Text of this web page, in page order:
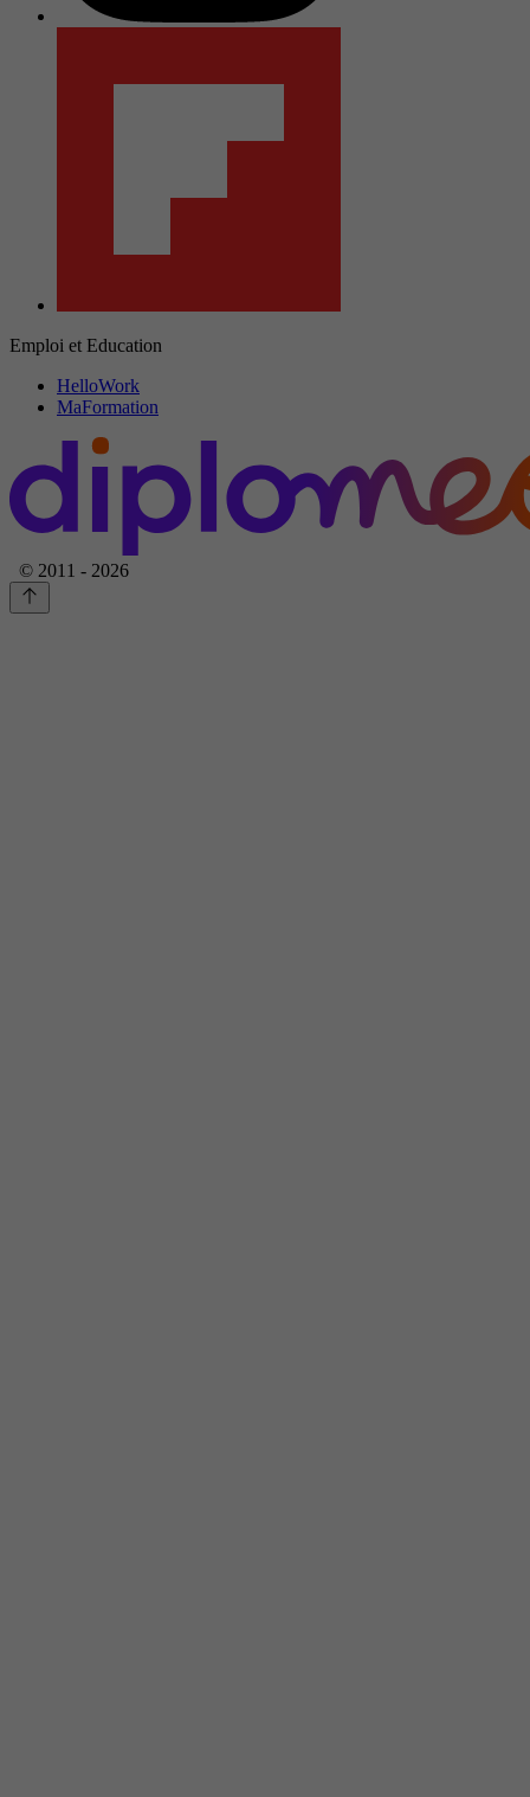
Emploi et Education
HelloWork
MaFormation
© 2011 - 2026